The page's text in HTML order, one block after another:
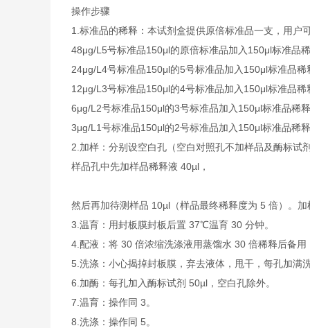
操作步骤
1.标准品的稀释：本试剂盒提供原倍标准品一支，用户
48μg/L 5号标准品150μl的原倍标准品加入150μl标准品
24μg/L 4号标准品150μl的5号标准品加入150μl标准品稀
12μg/L 3号标准品150μl的4号标准品加入150μl标准品稀
6μg/L 2号标准品150μl的3号标准品加入150μl标准品稀
3μg/L 1号标准品150μl的2号标准品加入150μl标准品稀
2.加样：分别设空白孔（空白对照孔不加样品及酶标
样品孔中先加样品稀释液 40µl，
然后再加待测样品 10µl（样品最终稀释度为 5 倍）。
3.温育：用封板膜封板后置 37℃温育 30 分钟。
4.配液：将 30 倍浓缩洗涤液用蒸馏水 30 倍稀释后备用
5.洗涤：小心揭掉封板膜，弃去液体，甩干，每孔加满
6.加酶：每孔加入酶标试剂 50µl，空白孔除外。
7.温育：操作同 3。
8.洗涤：操作同 5。